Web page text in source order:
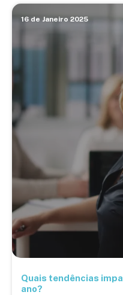
16 de Janeiro 2025
Quais tendências
ano?